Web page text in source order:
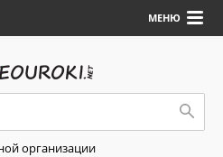
МЕНЮ
организации